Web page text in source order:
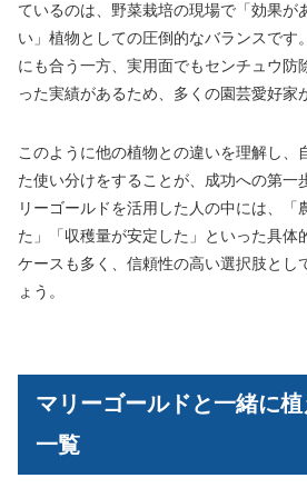
ているのは、野菜栽培の現場で「効果が
い」植物としての圧倒的なバランスです
にも合う一方、実用面でもセンチュウ防
った実績があるため、多くの園芸愛好家
このように他の植物との違いを理解し、
た使い分けをすることが、成功への第一
リーゴールドを活用した人の中には、「
た」「収穫量が安定した」といった具体
ケースも多く、信頼性の高い選択肢とし
ょう。
マリーゴールドと一緒に
一覧